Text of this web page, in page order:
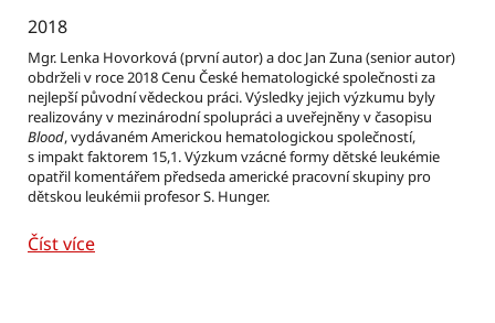
2018
Mgr. Lenka Hovorková (první autor) a doc Jan Zuna (senior autor)
obdrželi v roce 2018 Cenu České hematologické společnosti za
nejlepší původní vědeckou práci. Výsledky jejich výzkumu byly
realizovány v mezinárodní spolupráci a uveřejněny v časopisu
Blood, vydávaném Americkou hematologickou společností,
s impakt faktorem 15,1. Výzkum vzácné formy dětské leukémie
opatřil komentářem předseda americké pracovní skupiny pro
dětskou leukémii profesor S. Hunger.
Číst více